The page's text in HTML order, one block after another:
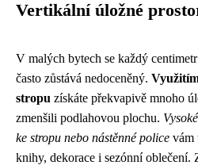
Vertikální úložné
V malých bytech se každý
často zůstává nedoceněný.
stropu získáte překvapivě mnoho
zmenšili podlahovou plochu.
ke stropu nebo nástěnné police vám
knihy, dekorace i sezónní oblečení.